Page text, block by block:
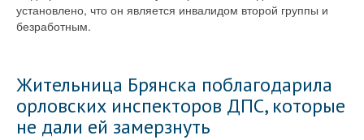
установлено, что он является инвалидом второй группы и
безработным.
Жительница Брянска поблагодарила
орловских инспекторов ДПС, которые
не дали ей замерзнуть